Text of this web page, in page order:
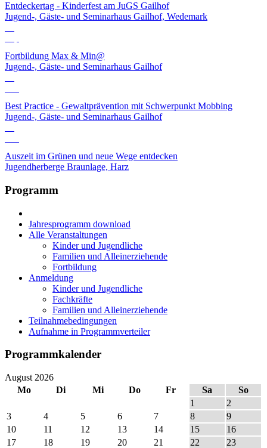
Entdeckertag - Kinderfest am JuGS Gailhof
Jugend-, Gäste- und Seminarhaus Gailhof, Wedemark
Fortbildung Max & Min@
Jugend-, Gäste- und Seminarhaus Gailhof
Best Practice - Gewaltprävention mit Schwerpunkt Mobbing
Jugend-, Gäste- und Seminarhaus Gailhof
Auszeit im Grünen und neue Wege entdecken
Jugendherberge Braunlage, Harz
Programm
Jahresprogramm download
Alle Veranstaltungen
Kinder und Jugendliche
Familien und Alleinerziehende
Fortbildung
Anmeldung
Kinder und Jugendliche
Fachkräfte
Familien und Alleinerziehende
Teilnahmebedingungen
Aufnahme in Programmverteiler
Programmkalender
August 2026
Mo
Di Mi Do Fr Sa
So
1
2
3
4 5 6 7 8
9
10
11 12 13 14 15
16
17
18 19 20 21 22
23